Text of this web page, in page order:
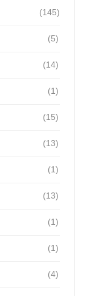
(145)
(5)
(14)
(1)
(15)
(13)
(1)
(13)
(1)
(1)
(4)